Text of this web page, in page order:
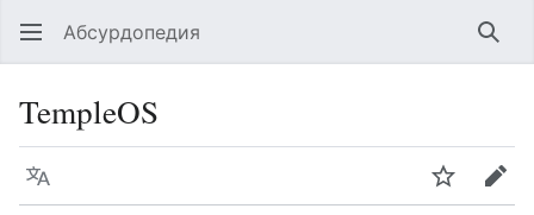
Абсурдопедия
TempleOS
Язык